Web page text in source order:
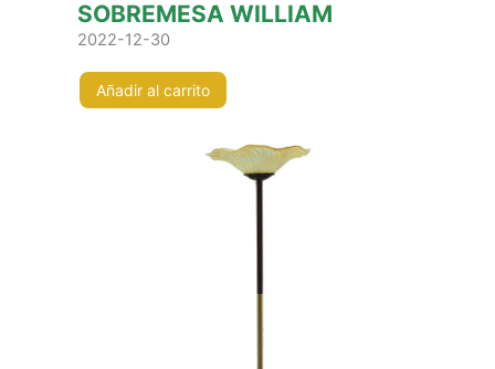
SOBREMESA WILLIAM
2022-12-30
Añadir al carrito